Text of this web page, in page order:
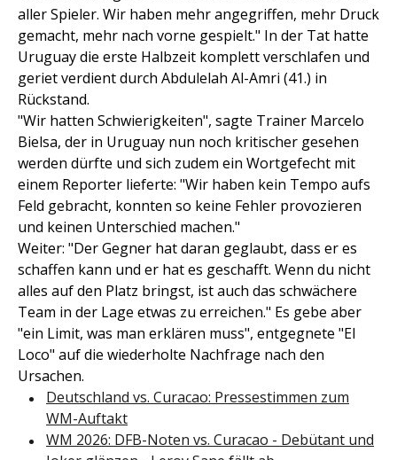
aller Spieler. Wir haben mehr angegriffen, mehr Druck
gemacht, mehr nach vorne gespielt." In der Tat hatte
Uruguay die erste Halbzeit komplett verschlafen und
geriet verdient durch Abdulelah Al-Amri (41.) in
Rückstand.
"Wir hatten Schwierigkeiten", sagte Trainer Marcelo
Bielsa, der in Uruguay nun noch kritischer gesehen
werden dürfte und sich zudem ein Wortgefecht mit
einem Reporter lieferte: "Wir haben kein Tempo aufs
Feld gebracht, konnten so keine Fehler provozieren
und keinen Unterschied machen."
Weiter: "Der Gegner hat daran geglaubt, dass er es
schaffen kann und er hat es geschafft. Wenn du nicht
alles auf den Platz bringst, ist auch das schwächere
Team in der Lage etwas zu erreichen." Es gebe aber
"ein Limit, was man erklären muss", entgegnete "El
Loco" auf die wiederholte Nachfrage nach den
Ursachen.
Deutschland vs. Curacao: Pressestimmen zum
WM-Auftakt
WM 2026: DFB-Noten vs. Curacao - Debütant und